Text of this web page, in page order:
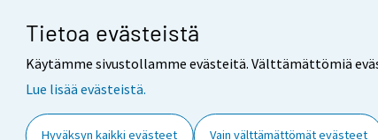
Tietoa evästeistä
Käytämme sivustollamme evästeitä. Välttämättömiä
Lue lisää evästeistä.
Hyväksyn kaikki evästeet Vain välttämättömät evästeet
Yhteystiedot